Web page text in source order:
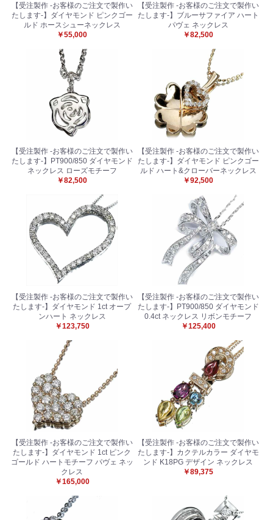
【受注製作 -お客様のご注文で製作い
たします-】ダイヤモンド ピンクゴー
ルド ホースシューネックレス
￥55,000
【受注製作 -お客様のご注文で製作い
たします-】ブルーサファイア ハート
パヴェ ネックレス
￥82,500
【受注製作 -お客様のご注文で製作い
たします-】PT900/850 ダイヤモンド
ネックレス ローズモチーフ
￥82,500
【受注製作 -お客様のご注文で製作い
たします-】ダイヤモンド ピンクゴー
ルド ハート&クローバーネックレス
￥92,500
【受注製作 -お客様のご注文で製作い
たします-】ダイヤモンド 1ct オープ
ンハート ネックレス
￥123,750
【受注製作 -お客様のご注文で製作い
たします-】PT900/850 ダイヤモンド
0.4ct ネックレス リボンモチーフ
￥125,400
【受注製作 -お客様のご注文で製作い
たします-】ダイヤモンド 1ct ピンク
ゴールド ハートモチーフ パヴェ ネッ
クレス
￥165,000
【受注製作 -お客様のご注文で製作い
たします-】カクテルカラー ダイヤモ
ンド K18PG デザイン ネックレス
￥89,375